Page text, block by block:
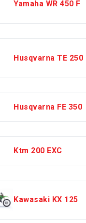
Yamaha WR 450 F
Husqvarna TE 250
Husqvarna FE 350
Ktm 200 EXC
Kawasaki KX 125